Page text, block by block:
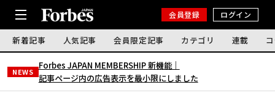
会員登録 ログイン
新着記事 人気記事 会員限定記事 カテゴリ 連載
NEWS
Forbes JAPAN MEMBERSHIP 新機能｜
記事ページ内の広告表示を最小限にしました